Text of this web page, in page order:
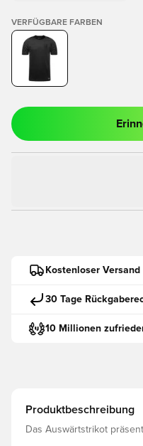
VERFÜGBARE FARBEN
Kostenloser
30 Tage
10 Millionen
Produktbeschreibung
Das Auswärtstrikot